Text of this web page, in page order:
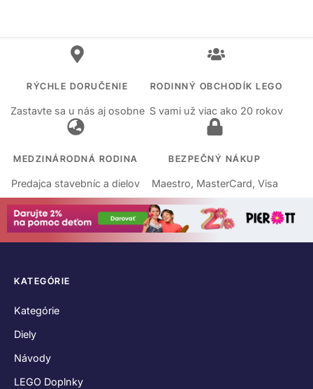
RÝCHLE DORUČENIE
Zastavte sa u nás aj osobne
RODINNÝ OBCHODÍK LEGO
S vami už viac ako 20 rokov
MEDZINÁRODNÁ RODINA
Predajca stavebníc a dielov
BEZPEČNÝ NÁKUP
Maestro, MasterCard, Visa
KATEGÓRIE
Kategórie
Diely
Návody
LEGO Doplnky